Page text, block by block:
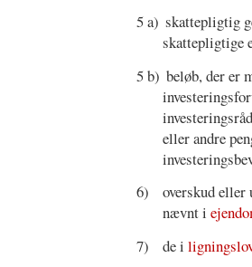
5 a) skattepligtig
skattepligtige
5 b) beløb, der er
eller andre
6)
overskud
nævnt i
7)
de i